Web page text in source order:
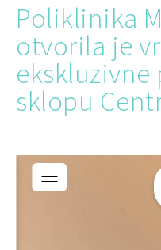
Poliklinika
otvorila je
sklopu